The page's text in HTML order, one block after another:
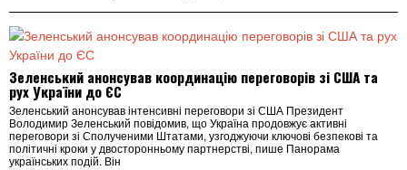
Зеленський анонсував координацію переговорів зі США та
рух України до ЄС
Зеленський анонсував інтенсивні переговори зі США Президент
Володимир Зеленський повідомив, що Україна продовжує активні
переговори зі Сполученими Штатами, узгоджуючи ключові безпекові та
політичні кроки у двосторонньому партнерстві, пише Панорама
українських подій. Він